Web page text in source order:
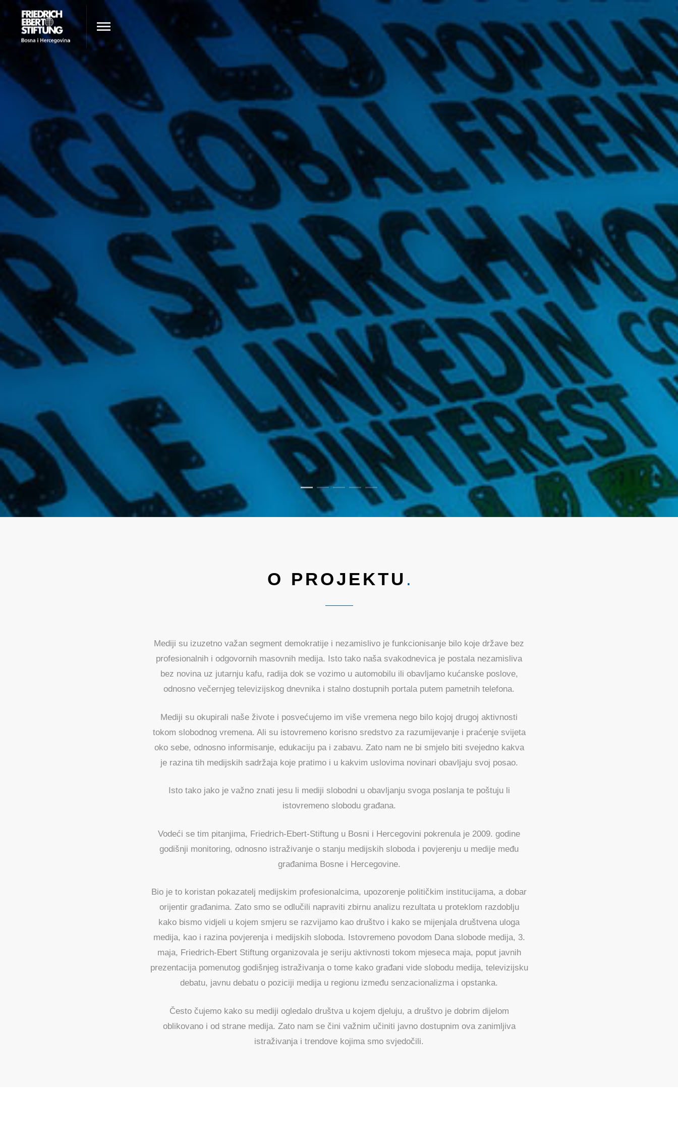
O PROJEKTU .
Mediji su izuzetno važan segment demokratije i nezamislivo je funkcionisanje bilo koje države bez
profesionalnih i odgovornih masovnih medija. Isto tako naša svakodnevica je postala nezamisliva
bez novina uz jutarnju kafu, radija dok se vozimo u automobilu ili obavljamo kućanske poslove,
odnosno večernjeg televizijskog dnevnika i stalno dostupnih portala putem pametnih telefona.
Mediji su okupirali naše živote i posvećujemo im više vremena nego bilo kojoj drugoj aktivnosti
tokom slobodnog vremena. Ali su istovremeno korisno sredstvo za razumijevanje i praćenje svijeta
oko sebe, odnosno informisanje, edukaciju pa i zabavu. Zato nam ne bi smjelo biti svejedno kakva
je razina tih medijskih sadržaja koje pratimo i u kakvim uslovima novinari obavljaju svoj posao.
Isto tako jako je važno znati jesu li mediji slobodni u obavljanju svoga poslanja te poštuju li
istovremeno slobodu građana.
Vodeći se tim pitanjima, Friedrich-Ebert-Stiftung u Bosni i Hercegovini pokrenula je 2009. godine
godišnji monitoring, odnosno istraživanje o stanju medijskih sloboda i povjerenju u medije među
građanima Bosne i Hercegovine.
Bio je to koristan pokazatelj medijskim profesionalcima, upozorenje političkim institucijama, a dobar
orijentir građanima. Zato smo se odlučili napraviti zbirnu analizu rezultata u proteklom razdoblju
kako bismo vidjeli u kojem smjeru se razvijamo kao društvo i kako se mijenjala društvena uloga
medija, kao i razina povjerenja i medijskih sloboda. Istovremeno povodom Dana slobode medija, 3.
maja, Friedrich-Ebert Stiftung organizovala je seriju aktivnosti tokom mjeseca maja, poput javnih
prezentacija pomenutog godišnjeg istraživanja o tome kako građani vide slobodu medija, televizijsku
debatu, javnu debatu o poziciji medija u regionu između senzacionalizma i opstanka.
Često čujemo kako su mediji ogledalo društva u kojem djeluju, a društvo je dobrim dijelom
oblikovano i od strane medija. Zato nam se čini važnim učiniti javno dostupnim ova zanimljiva
istraživanja i trendove kojima smo svjedočili.